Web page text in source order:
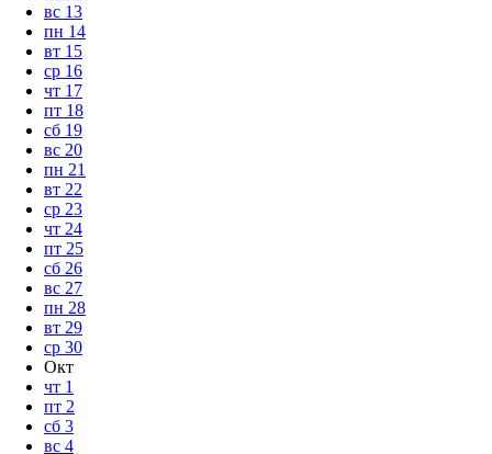
вс 13
пн 14
вт 15
ср 16
чт 17
пт 18
сб 19
вс 20
пн 21
вт 22
ср 23
чт 24
пт 25
сб 26
вс 27
пн 28
вт 29
ср 30
Окт
чт 1
пт 2
сб 3
вс 4